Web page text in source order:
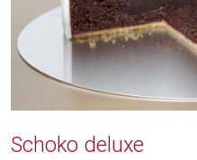
Schoko deluxe